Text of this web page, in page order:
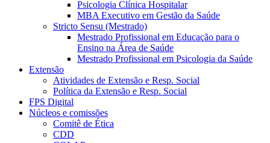
Psicologia Clínica Hospitalar
MBA Executivo em Gestão da Saúde
Stricto Sensu (Mestrado)
Mestrado Profissional em Educação para o
Ensino na Área de Saúde
Mestrado Profissional em Psicologia da Saúde
Extensão
Atividades de Extensão e Resp. Social
Política da Extensão e Resp. Social
FPS Digital
Núcleos e comissões
Comitê de Ética
CDD